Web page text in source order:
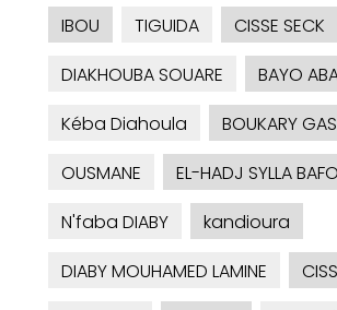
IBOU
TIGUIDA
CISSE SECK
DIAKHOUBA SOUARE
BAYO
Kéba Diahoula
BOUKARY
OUSMANE
EL-HADJ SYLLA
N'faba DIABY
kandioura
DIABY MOUHAMED LAMINE